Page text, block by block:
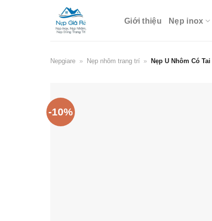
Giới thiệu Nẹp inox
Nepgiare » Nẹp nhôm trang trí » Nẹp U Nhôm Có Tai
-10%